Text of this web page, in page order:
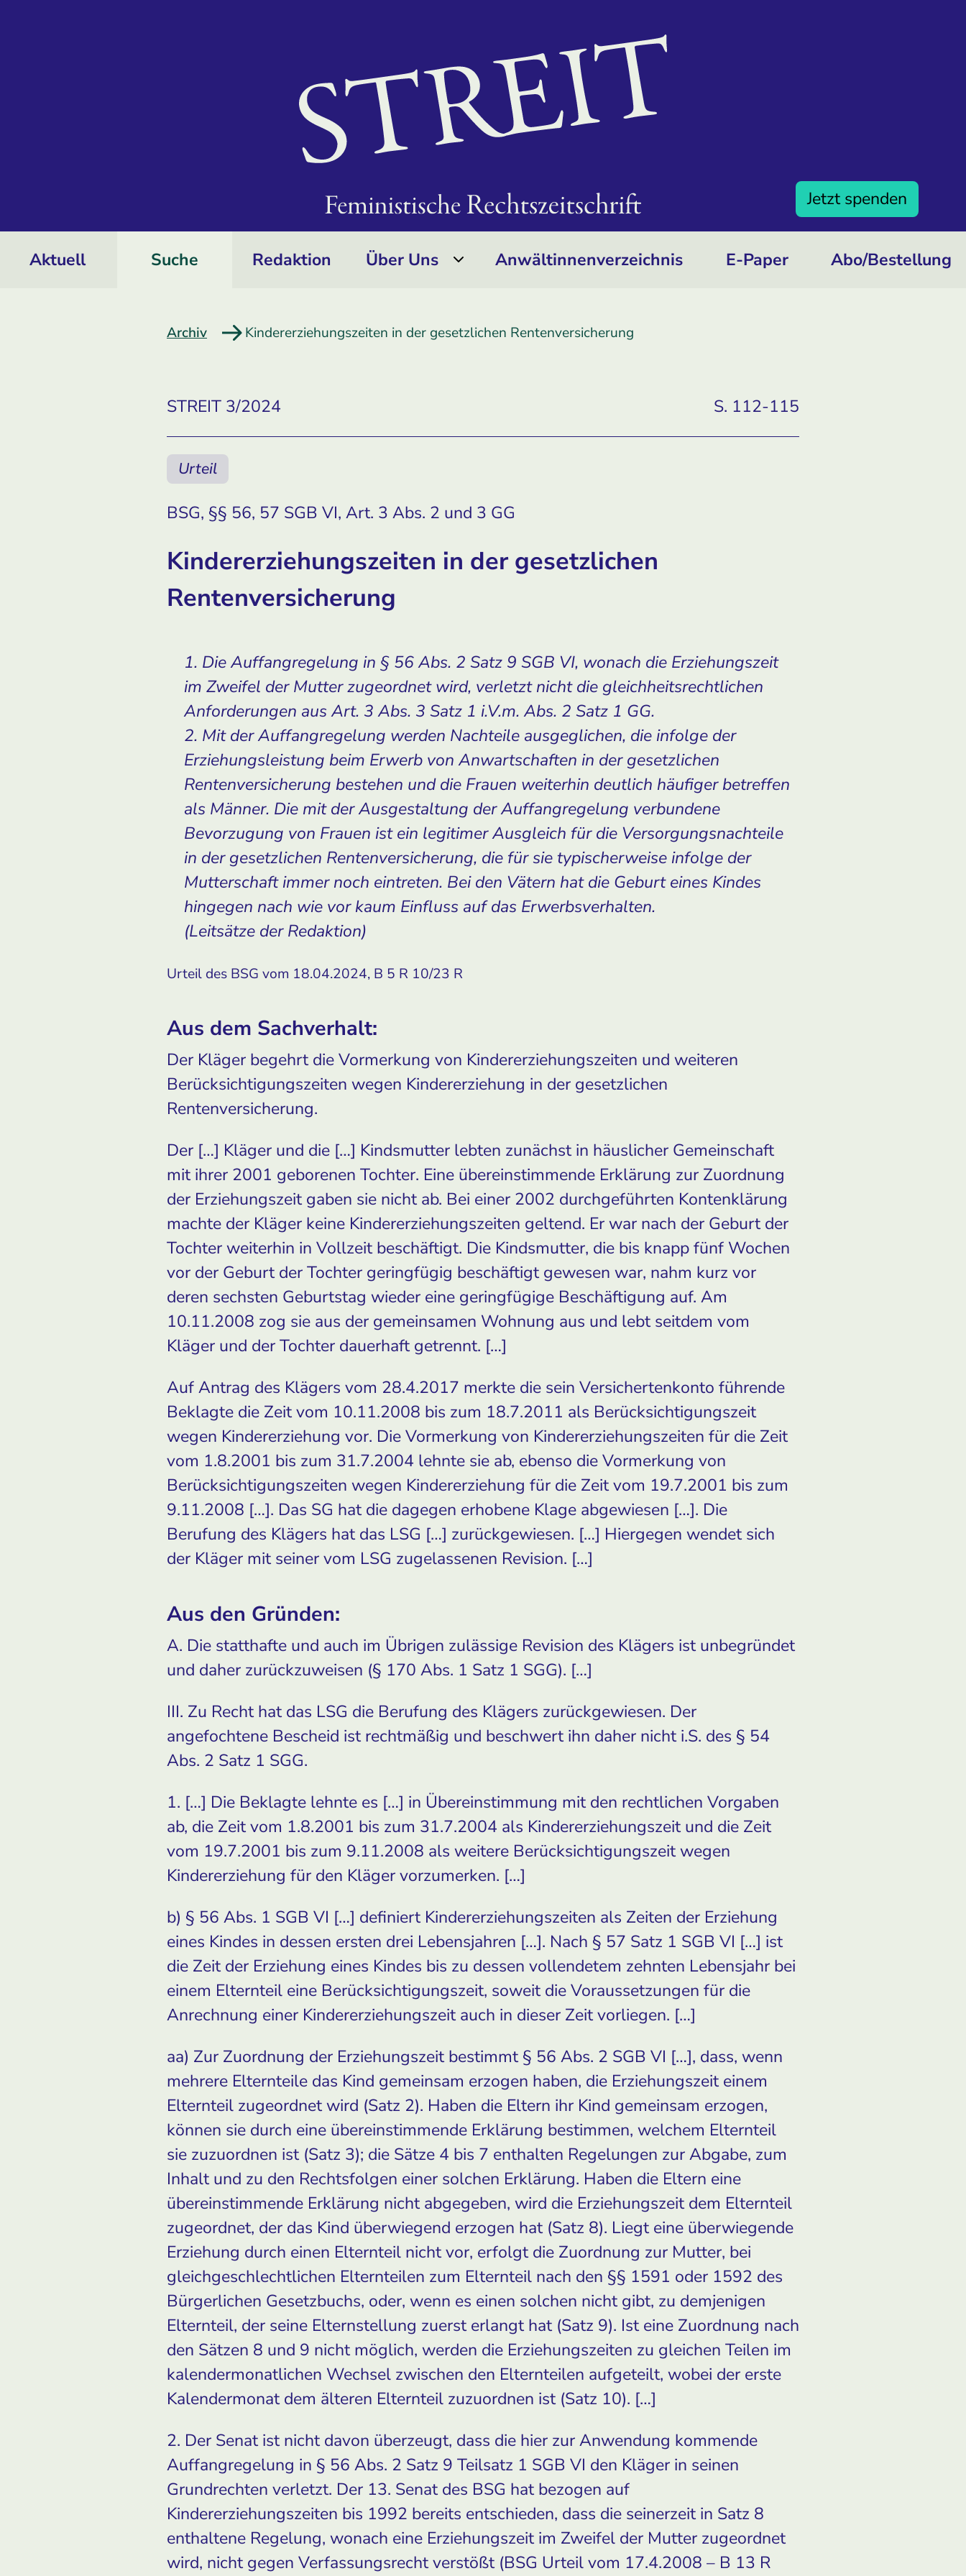
Jetzt spenden
Aktuell Suche Redaktion Über Uns Anwältinnen­verzeichnis E-Paper Abo/­Bestellung
Archiv Kindererziehungszeiten in der gesetzlichen Rentenversicherung
STREIT 3/2024 S. 112-115
Urteil
BSG, §§ 56, 57 SGB VI, Art. 3 Abs. 2 und 3 GG
Kindererziehungszeiten in der gesetzlichen
Rentenversicherung
1. Die Auffangregelung in § 56 Abs. 2 Satz 9 SGB VI, wonach die Erziehungszeit
im Zweifel der Mutter zugeordnet wird, verletzt nicht die gleichheitsrechtlichen
Anforderungen aus Art. 3 Abs. 3 Satz 1 i.V.m. Abs. 2 Satz 1 GG.
2. Mit der Auffangregelung werden Nachteile ausgeglichen, die infolge der
Erziehungsleistung beim Erwerb von Anwartschaften in der gesetzlichen
Rentenversicherung bestehen und die Frauen weiterhin deutlich häufiger betreffen
als Männer. Die mit der Ausgestaltung der Auffangregelung verbundene
Bevorzugung von Frauen ist ein legitimer Ausgleich für die Versorgungsnachteile
in der gesetzlichen Rentenversicherung, die für sie typischerweise infolge der
Mutterschaft immer noch eintreten. Bei den Vätern hat die Geburt eines Kindes
hingegen nach wie vor kaum Einfluss auf das Erwerbsverhalten.
(Leitsätze der Redaktion)
Urteil des BSG vom 18.04.2024, B 5 R 10/23 R
Aus dem Sachverhalt:
Der Kläger begehrt die Vormerkung von Kindererziehungszeiten und weiteren
Berücksichtigungszeiten wegen Kindererziehung in der gesetzlichen
Rentenversicherung.
Der […] Kläger und die […] Kindsmutter lebten zunächst in häuslicher Gemeinschaft
mit ihrer 2001 geborenen Tochter. Eine übereinstimmende Erklärung zur Zuordnung
der Erziehungszeit gaben sie nicht ab. Bei einer 2002 durchgeführten Kontenklärung
machte der Kläger keine Kindererziehungszeiten geltend. Er war nach der Geburt der
Tochter weiterhin in Vollzeit beschäftigt. Die Kindsmutter, die bis knapp fünf Wochen
vor der Geburt der Tochter geringfügig beschäftigt gewesen war, nahm kurz vor
deren sechsten Geburtstag wieder eine geringfügige Beschäftigung auf. Am
10.11.2008 zog sie aus der gemeinsamen Wohnung aus und lebt seitdem vom
Kläger und der Tochter dauerhaft getrennt. […]
Auf Antrag des Klägers vom 28.4.2017 merkte die sein Versichertenkonto führende
Beklagte die Zeit vom 10.11.2008 bis zum 18.7.2011 als Berücksichtigungszeit
wegen Kindererziehung vor. Die Vormerkung von Kindererziehungszeiten für die Zeit
vom 1.8.2001 bis zum 31.7.2004 lehnte sie ab, ebenso die Vormerkung von
Berücksichtigungszeiten wegen Kindererziehung für die Zeit vom 19.7.2001 bis zum
9.11.2008 […]. Das SG hat die dagegen erhobene Klage abgewiesen […]. Die
Berufung des Klägers hat das LSG […] zurückgewiesen. […] Hiergegen wendet sich
der Kläger mit seiner vom LSG zugelassenen Revision. […]
Aus den Gründen:
A. Die statthafte und auch im Übrigen zulässige Revision des Klägers ist unbegründet
und daher zurückzuweisen (§ 170 Abs. 1 Satz 1 SGG). […]
III. Zu Recht hat das LSG die Berufung des Klägers zurückgewiesen. Der
angefochtene Bescheid ist rechtmäßig und beschwert ihn daher nicht i.S. des § 54
Abs. 2 Satz 1 SGG.
1. […] Die Beklagte lehnte es […] in Übereinstimmung mit den rechtlichen Vorgaben
ab, die Zeit vom 1.8.2001 bis zum 31.7.2004 als Kindererziehungszeit und die Zeit
vom 19.7.2001 bis zum 9.11.2008 als weitere Berücksichtigungszeit wegen
Kindererziehung für den Kläger vorzumerken. […]
b) § 56 Abs. 1 SGB VI […] definiert Kindererziehungszeiten als Zeiten der Erziehung
eines Kindes in dessen ersten drei Lebensjahren […]. Nach § 57 Satz 1 SGB VI […] ist
die Zeit der Erziehung eines Kindes bis zu dessen vollendetem zehnten Lebensjahr bei
einem Elternteil eine Berücksichtigungszeit, soweit die Voraussetzungen für die
Anrechnung einer Kindererziehungszeit auch in dieser Zeit vorliegen. […]
aa) Zur Zuordnung der Erziehungszeit bestimmt § 56 Abs. 2 SGB VI […], dass, wenn
mehrere Elternteile das Kind gemeinsam erzogen haben, die Erziehungszeit einem
Elternteil zugeordnet wird (Satz 2). Haben die Eltern ihr Kind gemeinsam erzogen,
können sie durch eine übereinstimmende Erklärung bestimmen, welchem Elternteil
sie zuzuordnen ist (Satz 3); die Sätze 4 bis 7 enthalten Regelungen zur Abgabe, zum
Inhalt und zu den Rechtsfolgen einer solchen Erklärung. Haben die Eltern eine
übereinstimmende Erklärung nicht abgegeben, wird die Erziehungszeit dem Elternteil
zugeordnet, der das Kind überwiegend erzogen hat (Satz 8). Liegt eine überwiegende
Erziehung durch einen Elternteil nicht vor, erfolgt die Zuordnung zur Mutter, bei
gleichgeschlechtlichen Elternteilen zum Elternteil nach den §§ 1591 oder 1592 des
Bürgerlichen Gesetzbuchs, oder, wenn es einen solchen nicht gibt, zu demjenigen
Elternteil, der seine Elternstellung zuerst erlangt hat (Satz 9). Ist eine Zuordnung nach
den Sätzen 8 und 9 nicht möglich, werden die Erziehungszeiten zu gleichen Teilen im
kalendermonatlichen Wechsel zwischen den Elternteilen aufgeteilt, wobei der erste
Kalendermonat dem älteren Elternteil zuzuordnen ist (Satz 10). […]
2. Der Senat ist nicht davon überzeugt, dass die hier zur Anwendung kommende
Auffangregelung in § 56 Abs. 2 Satz 9 Teilsatz 1 SGB VI den Kläger in seinen
Grundrechten verletzt. Der 13. Senat des BSG hat bezogen auf
Kindererziehungszeiten bis 1992 bereits entschieden, dass die seinerzeit in Satz 8
enthaltene Regelung, wonach eine Erziehungszeit im Zweifel der Mutter zugeordnet
wird, nicht gegen Verfassungsrecht verstößt (BSG Urteil vom 17.4.2008 – B 13 R